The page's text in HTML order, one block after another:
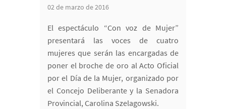
02 de marzo de 2016
El espectáculo “Con voz de Mujer”
presentará las voces de cuatro
mujeres que serán las encargadas de
poner el broche de oro al Acto Oficial
por el Día de la Mujer, organizado por
el Concejo Deliberante y la Senadora
Provincial, Carolina Szelagowski.